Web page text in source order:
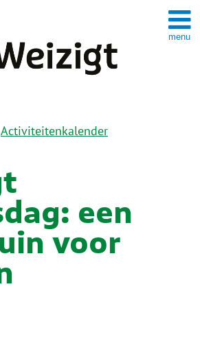
Activiteitenkalender
een
voor